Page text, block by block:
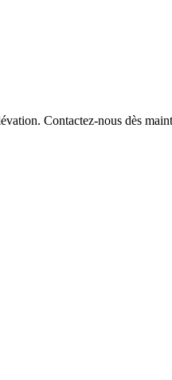
Contactez-nous dès